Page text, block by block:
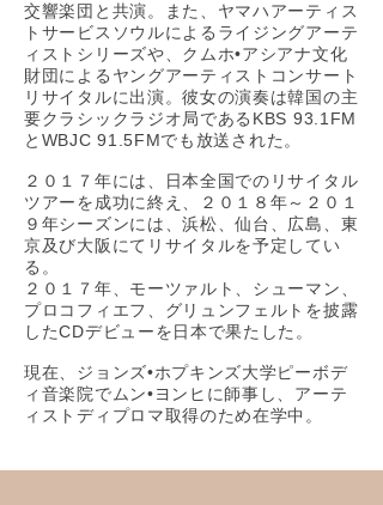
交響楽団と共演。また、ヤマハアーティス
トサービスソウルによるライジングアーテ
ィストシリーズや、クムホ•アシアナ文化
財団によるヤングアーティストコンサート
リサイタルに出演。彼女の演奏は韓国の主
要クラシックラジオ局であるKBS 93.1FM
とWBJC 91.5FMでも放送された。
２０１７年には、日本全国でのリサイタル
ツアーを成功に終え、２０１８年～２０１
９年シーズンには、浜松、仙台、広島、東
京及び大阪にてリサイタルを予定してい
る。
２０１７年、モーツァルト、シューマン、
プロコフィエフ、グリュンフェルトを披露
したCDデビューを日本で果たした。
現在、ジョンズ•ホプキンズ大学ピーボデ
ィ音楽院でムン•ヨンヒに師事し、アーテ
ィストディプロマ取得のため在学中。